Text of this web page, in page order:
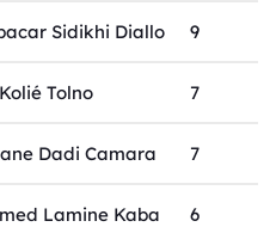
Sidikhi Diallo 9
Tolno 7
Dadi Camara 7
Lamine Kaba 6